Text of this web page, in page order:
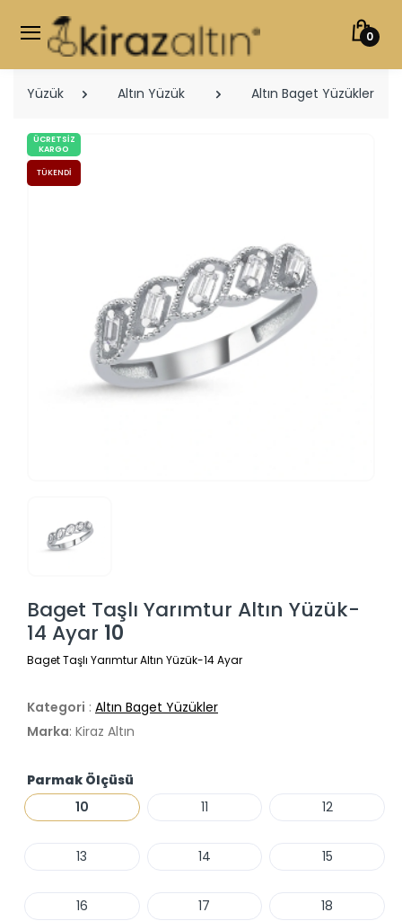
0
Yüzük Altın Yüzük Altın Baget Yüzükler
ÜCRETSIZ
KARGO
TÜKENDI
Baget Taşlı Yarımtur Altın Yüzük-
14 Ayar 10
Baget Taşlı Yarımtur Altın Yüzük-14 Ayar
Kategori : Altın Baget Yüzükler
Marka: Kiraz Altın
Parmak Ölçüsü
10
11 12
13 14 15
16 17 18